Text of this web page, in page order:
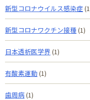
新型コロナウイルス感染症
新型コロナワクチン接種 (1)
日本透析医学界 (1)
有酸素運動(1)
歯周病(1)